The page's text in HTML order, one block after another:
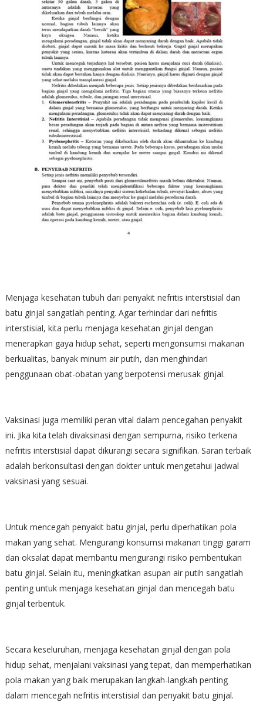
Menjaga kesehatan tubuh dari penyakit nefritis interstisial dan
batu ginjal sangatlah penting. Agar terhindar dari nefritis
interstisial, kita perlu menjaga kesehatan ginjal dengan
menerapkan gaya hidup sehat, seperti mengonsumsi makanan
berkualitas, banyak minum air putih, dan menghindari
penggunaan obat-obatan yang berpotensi merusak ginjal.
Vaksinasi juga memiliki peran vital dalam pencegahan penyakit
ini. Jika kita telah divaksinasi dengan sempurna, risiko terkena
nefritis interstisial dapat dikurangi secara signifikan. Saran terbaik
adalah berkonsultasi dengan dokter untuk mengetahui jadwal
vaksinasi yang sesuai.
Untuk mencegah penyakit batu ginjal, perlu diperhatikan pola
makan yang sehat. Mengurangi konsumsi makanan tinggi garam
dan oksalat dapat membantu mengurangi risiko pembentukan
batu ginjal. Selain itu, meningkatkan asupan air putih sangatlah
penting untuk menjaga kesehatan ginjal dan mencegah batu
ginjal terbentuk.
Secara keseluruhan, menjaga kesehatan ginjal dengan pola
hidup sehat, menjalani vaksinasi yang tepat, dan memperhatikan
pola makan yang baik merupakan langkah-langkah penting
dalam mencegah nefritis interstisial dan penyakit batu ginjal.